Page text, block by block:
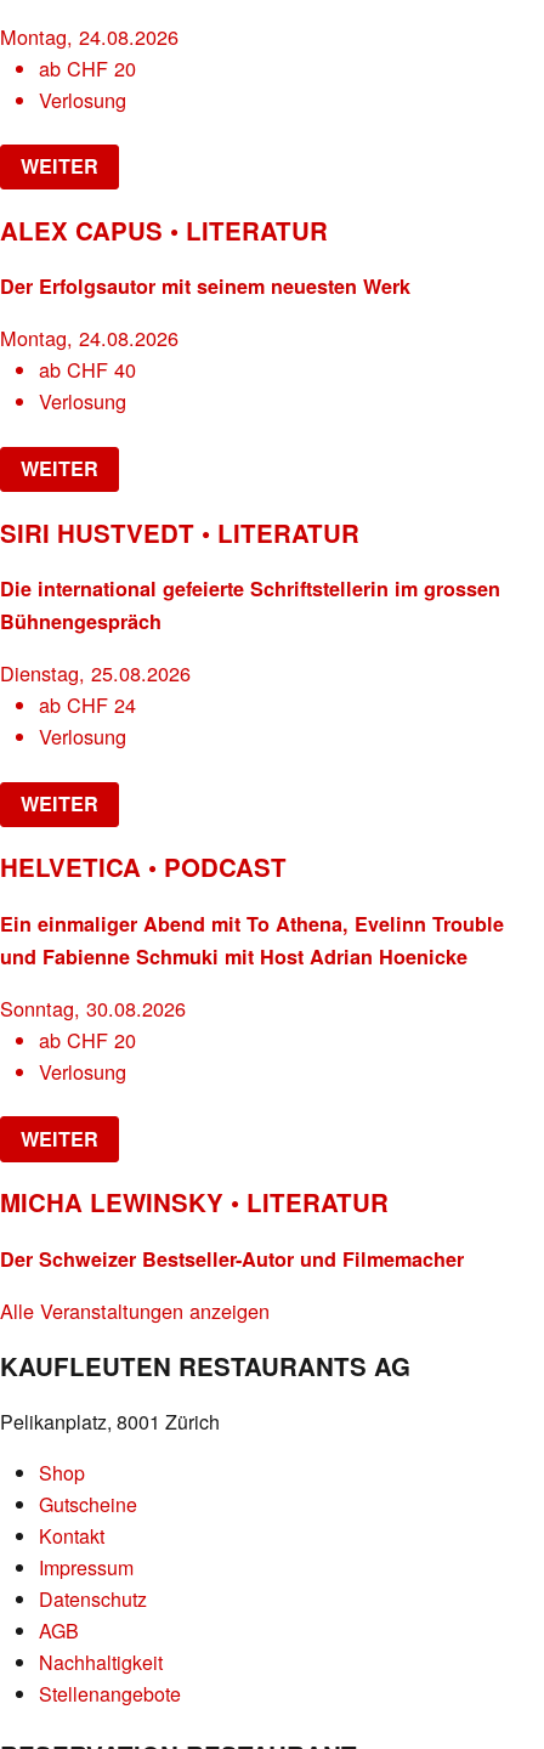
Montag, 24.08.2026
abCHF 20
Verlosung
WEITER
ALEX CAPUS • LITERATUR
Der Erfolgsautor mit seinem neuesten Werk
Montag, 24.08.2026
abCHF 40
Verlosung
WEITER
SIRI HUSTVEDT • LITERATUR
Die international gefeierte Schriftstellerin im grossen
Bühnengespräch
Dienstag, 25.08.2026
abCHF 24
Verlosung
WEITER
HELVETICA • PODCAST
Ein einmaliger Abend mit To Athena, Evelinn Trouble
und Fabienne Schmuki mit Host Adrian Hoenicke
Sonntag, 30.08.2026
abCHF 20
Verlosung
WEITER
MICHA LEWINSKY • LITERATUR
Der Schweizer Bestseller-Autor und Filmemacher
Alle Veranstaltungen anzeigen
KAUFLEUTEN RESTAURANTS AG
Pelikanplatz, 8001 Zürich
Shop
Gutscheine
Kontakt
Impressum
Datenschutz
AGB
Nachhaltigkeit
Stellenangebote